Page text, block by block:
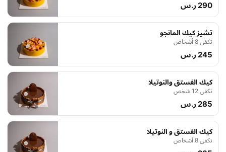
290 ر.س
تشيز كيك المانجو
تكفي 8 أشخاص
245 ر.س
كيك الفستق والنوتيلا
تكفي 12 شخص
285 ر.س
كيك الفستق و النوتيلا
تكفي 8 أشخاص